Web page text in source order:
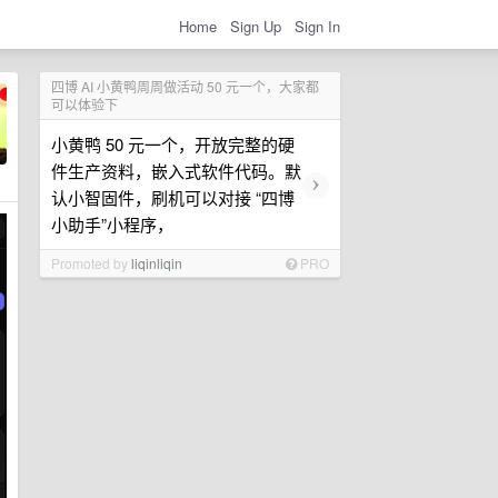
Home Sign Up Sign In
四博 AI 小黄鸭周周做活动 50 元一个，大家都
可以体验下
小黄鸭 50 元一个，开放完整的硬
件生产资料，嵌入式软件代码。默
认小智固件，刷机可以对接 “四博
小助手”小程序，
›
Promoted byliqinliqin PRO